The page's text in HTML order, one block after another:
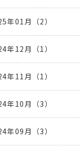
年01月（2）
年12月（1）
年11月（1）
年10月（3）
年09月（3）